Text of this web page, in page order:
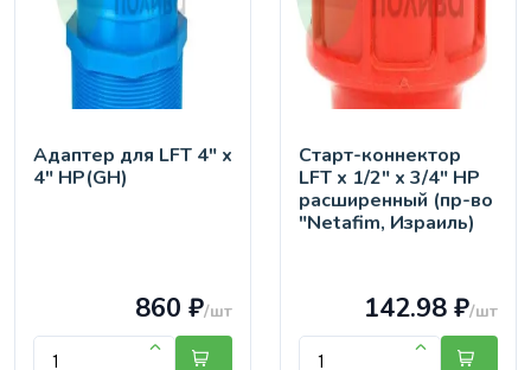
Адаптер для LFT 4" х
4" НР(GH)
860 ₽/шт
Старт-коннектор
LFT х 1/2" х 3/4" НР
расширенный (пр-во
"Netafim, Израиль)
142.98 ₽/шт